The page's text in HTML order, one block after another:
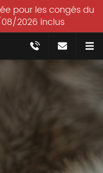
pour les congés du
2026 inclus